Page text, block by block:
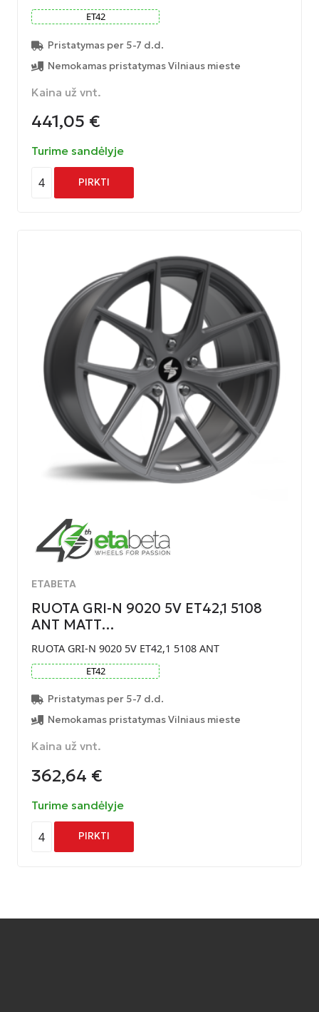
ET42
Pristatymas per 5-7 d.d.
Nemokamas pristatymas Vilniaus mieste
Kaina už vnt.
441,05 €
Turime sandėlyje
4 PIRKTI
ETABETA
RUOTA GRI-N 9020 5V ET42,1 5108
ANT MATT…
RUOTA GRI-N 9020 5V ET42,1 5108 ANT
ET42
Pristatymas per 5-7 d.d.
Nemokamas pristatymas Vilniaus mieste
Kaina už vnt.
362,64 €
Turime sandėlyje
4 PIRKTI